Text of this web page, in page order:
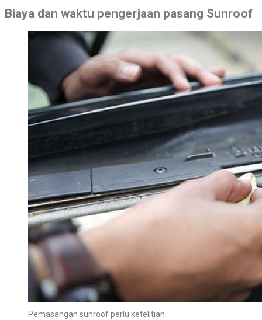
Biaya dan waktu pengerjaan pasang Sunroof
Pemasangan sunroof perlu ketelitian.